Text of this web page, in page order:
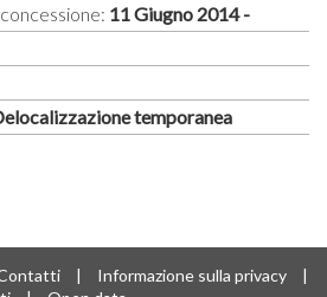
11 Giugno 2014 -
temporanea
| Informazione sulla privacy
|